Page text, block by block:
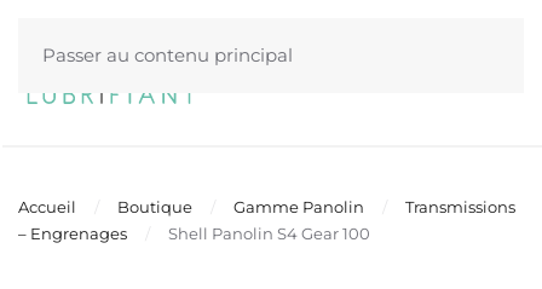
Passer au contenu principal
Accueil Boutique Gamme Panolin
Transmissions
– Engrenages
Shell Panolin S4 Gear 100